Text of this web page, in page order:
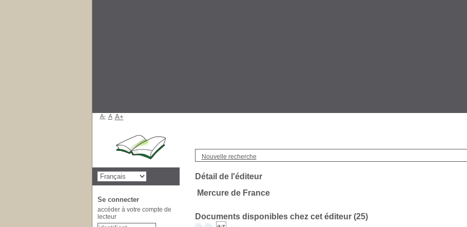
Nouvelle recherche
Détail de l'éditeur
Mercure de France
Documents disponibles chez cet éditeur (25)
A- A A+
Se connecter
accéder à votre compte de
lecteur